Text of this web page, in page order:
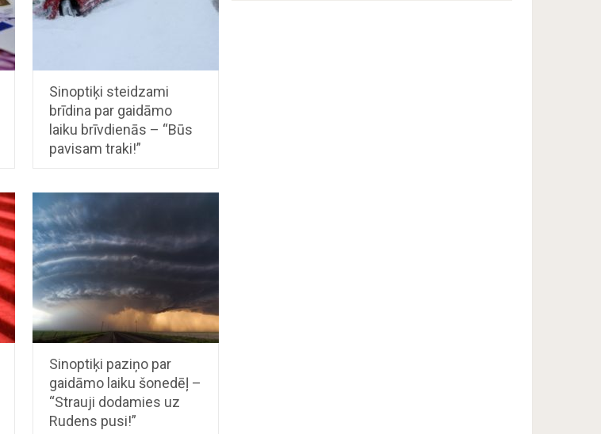
Sinoptiķi steidzami
brīdina par gaidāmo
laiku brīvdienās – “Būs
pavisam traki!”
Sinoptiķi paziņo par
gaidāmo laiku šonedēļ –
“Strauji dodamies uz
Rudens pusi!”